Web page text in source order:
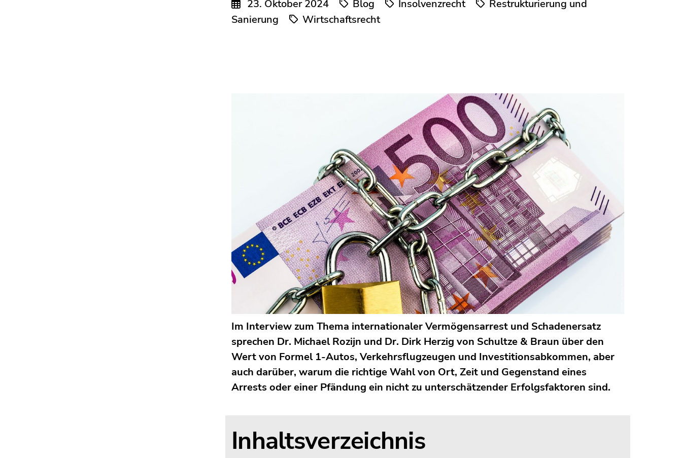
23. Oktober 2024 Blog Insolvenzrecht
Restrukturierung und
Sanierung
Wirtschaftsrecht
Im Interview zum Thema internationaler Vermögensarrest und Schadenersatz
sprechen Dr. Michael Rozijn und Dr. Dirk Herzig von Schultze & Braun über den
Wert von Formel 1-Autos, Verkehrsflugzeugen und Investitionsabkommen, aber
auch darüber, warum die richtige Wahl von Ort, Zeit und Gegenstand eines
Arrests oder einer Pfändung ein nicht zu unterschätzender Erfolgsfaktoren sind.
Inhaltsverzeichnis